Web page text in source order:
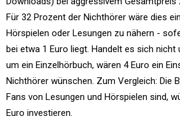
Für 32 Prozent der Nichthörer wäre dies
Hörspielen oder Lesungen zu nähern -
bei etwa 1 Euro liegt. Handelt es sich nicht
um ein Einzelhörbuch, wären 4 Euro ein
Nichthörer wünschen. Zum Vergleich: Die
Fans von Lesungen und Hörspielen sind,
Euro investieren.